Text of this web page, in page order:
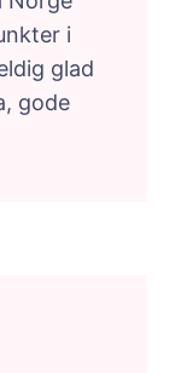
i
glad
gode